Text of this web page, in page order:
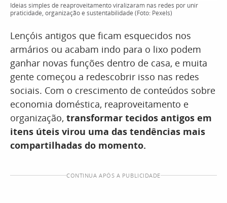
Ideias simples de reaproveitamento viralizaram nas redes por unir
praticidade, organização e sustentabilidade (Foto: Pexels)
Lençóis antigos que ficam esquecidos nos
armários ou acabam indo para o lixo podem
ganhar novas funções dentro de casa, e muita
gente começou a redescobrir isso nas redes
sociais. Com o crescimento de conteúdos sobre
economia doméstica, reaproveitamento e
organização, transformar tecidos antigos em
itens úteis virou uma das tendências mais
compartilhadas do momento.
CONTINUA APÓS A PUBLICIDADE